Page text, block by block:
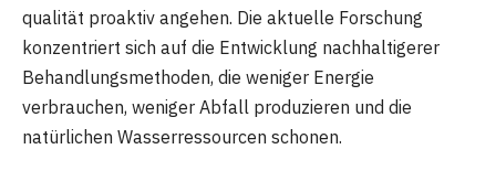
qualität proaktiv angehen. Die aktuelle Forschung
konzentriert sich auf die Entwicklung nachhaltigerer
Behandlungsmethoden, die weniger Energie
verbrauchen, weniger Abfall produzieren und die
natürlichen Wasserressourcen schonen.